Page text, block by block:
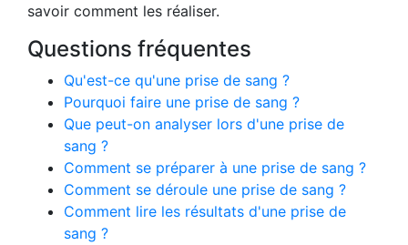
savoir comment les réaliser.
Questions fréquentes
Qu'est-ce qu'une prise de sang ?
Pourquoi faire une prise de sang ?
Que peut-on analyser lors d'une prise de
sang ?
Comment se préparer à une prise de sang ?
Comment se déroule une prise de sang ?
Comment lire les résultats d'une prise de
sang ?